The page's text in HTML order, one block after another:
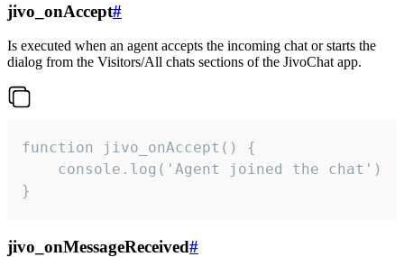
jivo_onAccept#
Is executed when an agent accepts the incoming chat or starts the
dialog from the Visitors/All chats sections of the JivoChat app.
function jivo_onAccept() {
}
jivo_onMessageReceived#